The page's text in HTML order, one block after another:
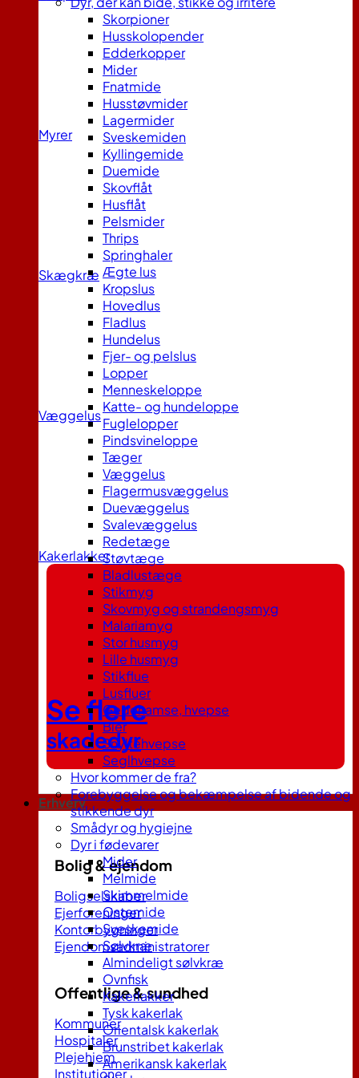
Myrer
Skægkræ
Væggelus
Kakerlakker
Se flere
skadedyr
Erhverv
Bolig & ejendom
Boligselskaber
Ejerforeninger
Kontorbygninger
Ejendomsadministratorer
Offentlige & sundhed
Kommuner
Hospitaler
Plejehjem
Institutioner
Skorpioner
Husskolopender
Edderkopper
Mider
Fnatmide
Husstøvmider
Lagermider
Sveskemiden
Kyllingemide
Duemide
Skovflåt
Husflåt
Pelsmider
Thrips
Springhaler
Ægte lus
Kropslus
Hovedlus
Fladlus
Hundelus
Fjer- og pelslus
Lopper
Menneskeloppe
Katte- og hundeloppe
Fuglelopper
Pindsvineloppe
Tæger
Væggelus
Flagermusvæggelus
Duevæggelus
Svalevæggelus
Redetæge
Støvtæge
Bladlustæge
Stikmyg
Skovmyg og strandengsmyg
Malariamyg
Stor husmyg
Lille husmyg
Stikflue
Lusfluer
Gedehamse, hvepse
Bier
Snyltehvepse
Seglhvepse
Hvor kommer de fra?
Forebyggelse og bekæmpelse af bidende og
stikkende dyr
Smådyr og hygiejne
Dyr i fødevarer
Mider
Melmide
Skimmelmide
Ostemide
Sveskemide
Sølvkræ
Almindeligt sølvkræ
Ovnfisk
Kakerlakker
Tysk kakerlak
Orientalsk kakerlak
Brunstribet kakerlak
Amerikansk kakerlak